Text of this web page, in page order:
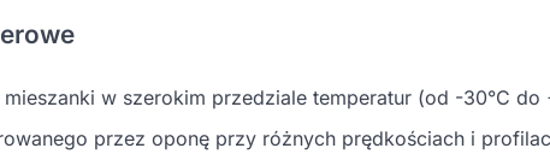
w szerokim przedziale temperatur (od -30°C do
przez oponę przy różnych prędkościach i